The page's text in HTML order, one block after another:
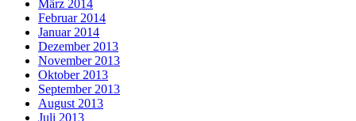
März 2014
Februar 2014
Januar 2014
Dezember 2013
November 2013
Oktober 2013
September 2013
August 2013
Juli 2013